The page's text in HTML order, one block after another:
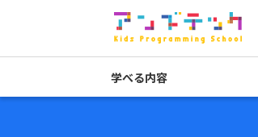
学べる内容